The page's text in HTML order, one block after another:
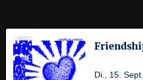
Di., 15.